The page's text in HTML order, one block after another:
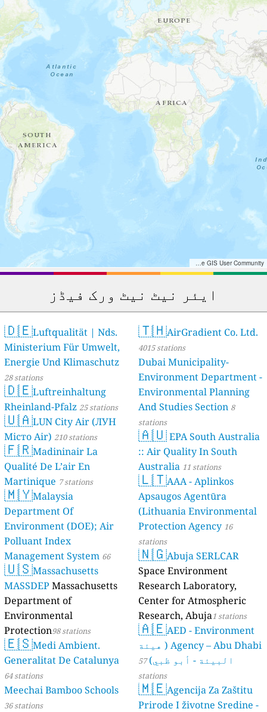
Tiles © Esri — Esri, DeLorme, NAVTEQ, TomTom, Intermap, iPC, USGS, FAO, NPS, NRCAN, GeoBase, Kadaster NL, Ordnance Survey, Esri Japan, METI, Esri China (Hong Kong), and the GIS User Community
ایئر نیٹ نیٹ ورک فیڈز
🇹🇭AirGradient Co. Ltd.
4015 stations
Dubai Municipality-
Environment Department -
Environmental Planning
And Studies Section 8
stations
🇦🇺EPA South Australia
:: Air Quality In South
Australia 11 stations
🇱🇹AAA - Aplinkos
Apsaugos Agentūra
(Lithuania Environmental
Protection Agency 16
stations
🇳🇬Abuja SERLCAR
Space Environment
Research Laboratory,
Center for Atmospheric
Research, Abuja1 stations
🇦🇪AED - Environment
Agency – Abu Dhabi ( هيئة
البيئة - أبو ظبي) 57
stations
🇲🇪Agencija Za Zaštitu
Prirode I životne Sredine -
🇩🇪Luftqualität | Nds.
Ministerium Für Umwelt,
Energie Und Klimaschutz
28 stations
🇩🇪Luftreinhaltung
Rheinland-Pfalz 25 stations
🇺🇦LUN City Air (ЛУН
Місто Air) 210 stations
🇫🇷Madininair La
Qualité De L’air En
Martinique 7 stations
🇲🇾Malaysia
Department Of
Environment (DOE); Air
Polluant Index
Management System 66
stations
🇺🇸Massachusetts
MASSDEPMassachusetts
Department of
Environmental
Protection98 stations
🇪🇸Medi Ambient.
Generalitat De Catalunya
64 stations
Meechai Bamboo Schools
36 stations